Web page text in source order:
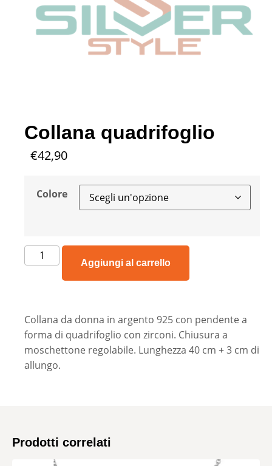
Collana quadrifoglio
€42,90
Colore
Aggiungi al carrello
Collana da donna in argento 925 con pendente a
forma di quadrifoglio con zirconi. Chiusura a
moschettone regolabile. Lunghezza 40 cm + 3 cm di
allungo.
Prodotti correlati